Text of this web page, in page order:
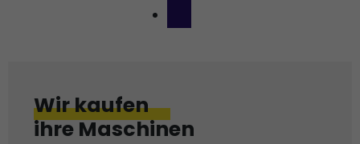
Wir kaufen
ihre Maschinen